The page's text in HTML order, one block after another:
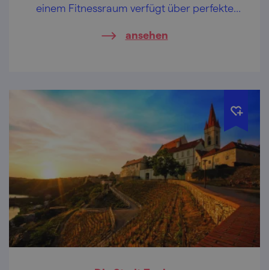
einem Fitnessraum verfügt über perfekte
Beispiel Regenerationsbehandlungen und
ansehen